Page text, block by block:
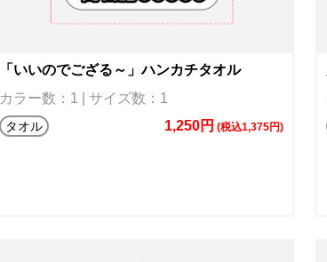
「いいのでござる～」ハンカチタオル
カラー数：1 | サイズ数：1
タオル 1,250円 (税込1,375円)